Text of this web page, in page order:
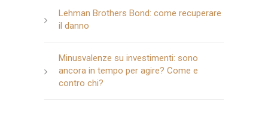
Lehman Brothers Bond: come recuperare
il danno
Minusvalenze su investimenti: sono
ancora in tempo per agire? Come e
contro chi?